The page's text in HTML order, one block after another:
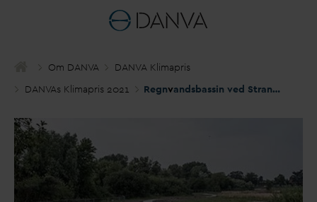
Om DANVA DANVA Klimapris
DANVAs Klimapris 2021 Regnvandsbassin ved Strandengen - Natur, rekreative interesser og klimatilpasning